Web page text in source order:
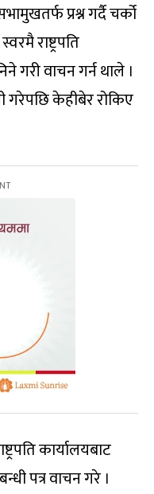
प्रश्न गर्दै चर्को
राष्ट्रपति
गरी वाचन गर्न थाले ।
गरेपछि केहीबेर रोकिए
कार्यालयबाट
पत्र वाचन गरे ।